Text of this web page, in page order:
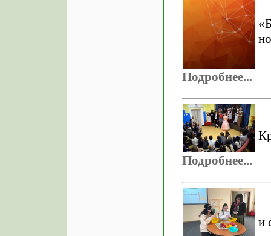
Подробнее...
Подробнее...
и